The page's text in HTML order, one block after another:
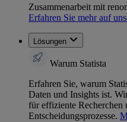
Zusammenarbeit mit
Erfahren Sie mehr auf
Lösungen
Warum Statista
Erfahren Sie, warum
Daten und Insights ist.
für effiziente Recherchen
Entscheidungsprozesse.